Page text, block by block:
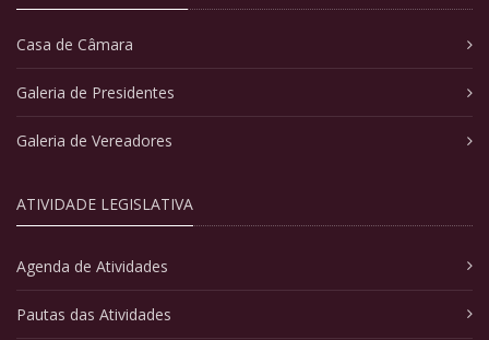
Casa de Câmara
Galeria de Presidentes
Galeria de Vereadores
ATIVIDADE LEGISLATIVA
Agenda de Atividades
Pautas das Atividades